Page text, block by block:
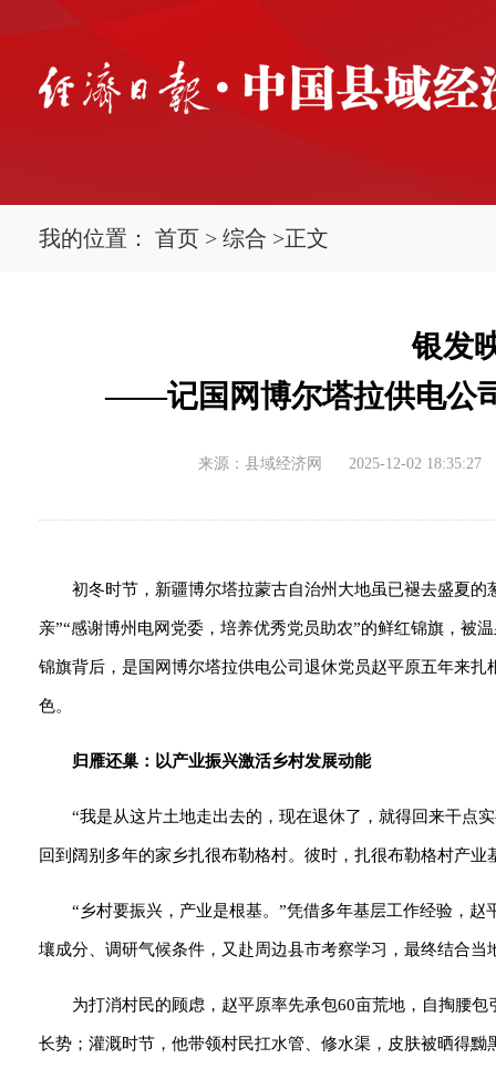
我的位置： 首页 > 综合 >正文
银发
——记国网博尔塔拉供电公
来源：县域经济网 2025-12-02 18:35:27
初冬时节，新疆博尔塔拉蒙古自治州大地虽已褪去盛夏
亲”“感谢博州电网党委，培养优秀党员助农”的鲜红锦旗，被
锦旗背后，是国网博尔塔拉供电公司退休党员赵平原五年来
色。
归雁还巢：以产业振兴激活乡村发展动能
“我是从这片土地走出去的，现在退休了，就得回来干点
回到阔别多年的家乡扎很布勒格村。彼时，扎很布勒格村产
“乡村要振兴，产业是根基。”凭借多年基层工作经验，
壤成分、调研气候条件，又赴周边县市考察学习，最终结合
为打消村民的顾虑，赵平原率先承包60亩荒地，自掏腰
长势；灌溉时节，他带领村民扛水管、修水渠，皮肤被晒得